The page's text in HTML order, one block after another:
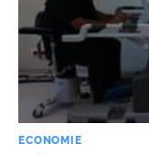
ECONOMIE